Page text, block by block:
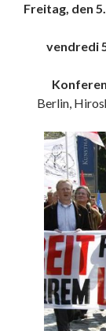
Freitag, den
vendredi
Berlin,